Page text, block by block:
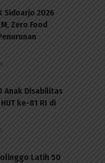
Sidoarjo 2026
Zero Food
Anak Disabilitas
ke-81 RI di
Latih 50